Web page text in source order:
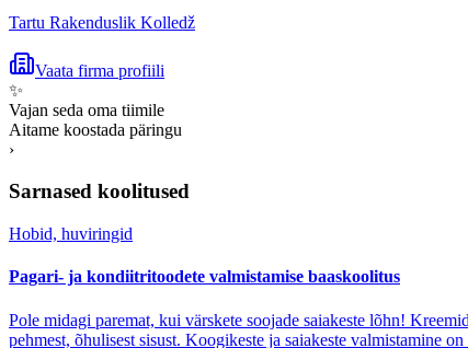
Tartu Rakenduslik Kolledž
Vaata firma profiili
✨
Vajan seda oma tiimile
Aitame koostada päringu
›
Sarnased koolitused
Hobid, huviringid
Pagari- ja kondiitritoodete valmistamise baaskoolitus
Pole midagi paremat, kui värskete soojade saiakeste lõhn!
pehmest, õhulisest sisust. Koogikeste ja saiakeste valmistamine